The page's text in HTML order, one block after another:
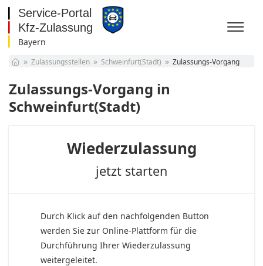
Bayern
Bayern
Brandenburg
Bremen
Mecklenburg-
Vorpommern
Niedersachsen
Nordrhein-Westfalen
Sachsen-Anhalt
Schleswig-Holstein
Thüringen
Zulassungsstellen Schweinfurt(Stadt) Zulassungs-Vorgang
Zulassungs-Vorgang in
Schweinfurt(Stadt)
Wiederzulassung
jetzt starten
Durch Klick auf den nachfolgenden Button
werden Sie zur Online-Plattform für die
Durchführung Ihrer Wiederzulassung
weitergeleitet.